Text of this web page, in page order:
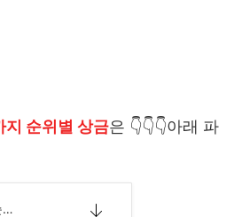
순위별 상금은 👇👇👇아래 파
2025 NH투자증권 레이디스 챔피언십 순위별 상금.xlsx